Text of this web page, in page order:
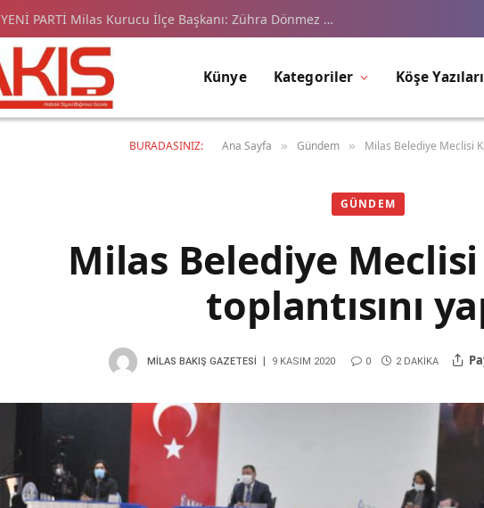
YENİ PARTİ Milas Kurucu İlçe Başkanı: Zühra Dönmez …
Künye Kategoriler Köşe Yazıları
BURADASINIZ: Ana Sayfa » Gündem » Milas Belediye Meclisi
GÜNDEM
Milas Belediye Meclisi
toplantısını
MILAS BAKIŞ GAZETESI 9 KASIM 2020 0 2 DAKIKA